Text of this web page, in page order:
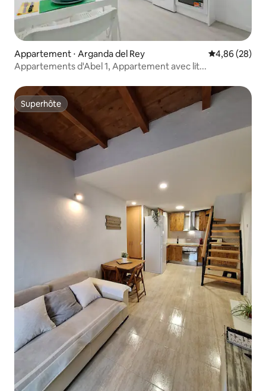
Appartement ⋅ Arganda del Rey Évaluation
4,86 (28)
Appartements d'Abel 1, Appartement avec lit...
Superhôte
Superhôte